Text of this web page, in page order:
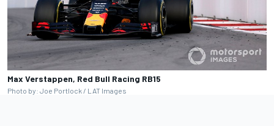
Max Verstappen, Red Bull Racing RB15
Photo by: Joe Portlock / LAT Images